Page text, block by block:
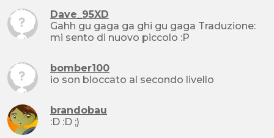
Dave_95XD
Gahh gu gaga ga ghi gu gaga Traduzione:
mi sento di nuovo piccolo :P
bomber100
io son bloccato al secondo livello
brandobau
:D :D ;)